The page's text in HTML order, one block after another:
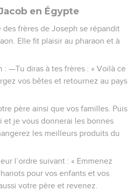
en Égypte
des frères de Joseph se répandit
Elle fit plaisir au pharaon et à
: —Tu diras à tes frères : « Voilà ce
vos bêtes et retournez au pays
père ainsi que vos familles. Puis
et je vous donnerai les bonnes
les meilleurs produits du
l’ordre suivant : « Emmenez
pour vos enfants et vos
votre père et revenez.